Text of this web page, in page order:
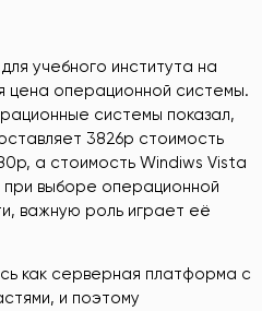
учебного института на
цена операционной системы.
системы показал,
3826р стоимость
а стоимость Windiws Vista
выборе операционной
важную роль играет её
как серверная платформа с
и поэтому